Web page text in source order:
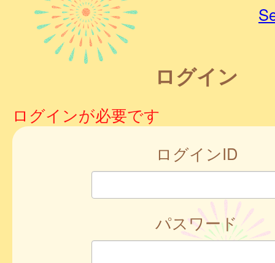
ログイン
ログインが必要です
ログインID
パスワード